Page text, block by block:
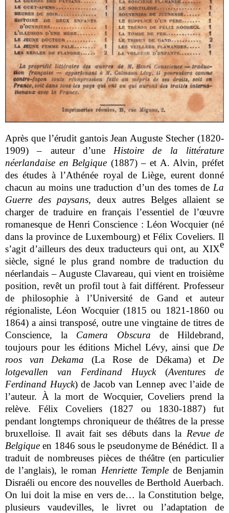
Après que l’érudit gantois Jean Auguste Stecher (1820-
1909) – auteur d’une
Histoire de la littérature
néerlandaise en Belgique (1887) – et A. Alvin, préfet
des études à l’Athénée royal de Liège, eurent donné
chacun au moins une traduction d’un des tomes de La
Guerre des paysans, deux autres Belges allaient se
charger de traduire en français l’essentiel de l’œuvre
romanesque de Henri Conscience : Léon Wocquier (né
dans la province de Luxembourg) et Félix Coveliers. Il
s’agit d’ailleurs des deux traducteurs qui ont, au XIXe
siècle, signé le plus grand nombre de traduction du
néerlandais – Auguste Clavareau, qui vient en troisième
position, revêt un profil tout à fait différent. Professeur
de philosophie à l’Université de Gand et auteur
régionaliste, Léon Wocquier (1815 ou 1821-1860 ou
1864) a ainsi transposé, outre une vingtaine de titres de
Conscience, la
Camera Obscura
de Hildebrand,
toujours pour les éditions Michel Lévy, ainsi que De
roos van Dekama
(La Rose de Dékama) et
De
lotgevallen van Ferdinand Huyck
(Aventures de
Ferdinand Huyck) de Jacob van Lennep avec l’aide de
l’auteur. À la mort de Wocquier, Coveliers prend la
relève. Félix Coveliers (1827 ou 1830-1887) fut
pendant longtemps chroniqueur de théâtres de la presse
bruxelloise. Il avait fait ses débuts dans la Revue de
Belgique en 1846 sous le pseudonyme de Bénédict. Il a
traduit de nombreuses pièces de théâtre (en particulier
de l’anglais), le roman Henriette Temple de Benjamin
Disraéli ou encore des nouvelles de Berthold Auerbach.
On lui doit la mise en vers de… la Constitution belge,
plusieurs vaudevilles, le livret ou l’adaptation de